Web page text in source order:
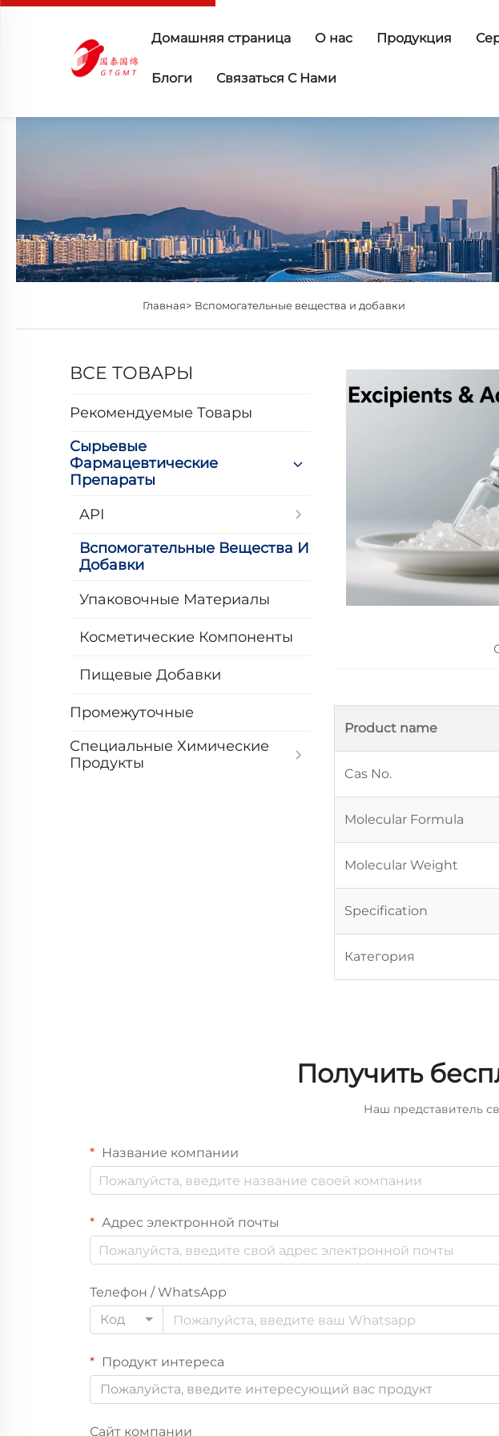
Домашняя страница О нас Продукция
Блоги Связаться С Нами
Главная> Вспомогательные вещества и добавки
ВСЕ ТОВАРЫ
Рекомендуемые Товары
Сырьевые
Фармацевтические
Препараты
API
Вспомогательные Вещества И
Добавки
Упаковочные Материалы
Косметические Компоненты
Пищевые Добавки
Промежуточные
Специальные Химические
Продукты
Product name
Cas No.
Molecular Formula
Molecular Weight
Specification
Категория
Получить
Наш представитель
Название компании
Адрес электронной почты
Телефон / WhatsApp
Код
Продукт интереса
Пожалуйста, введите интересующий вас продукт
Сайт компании